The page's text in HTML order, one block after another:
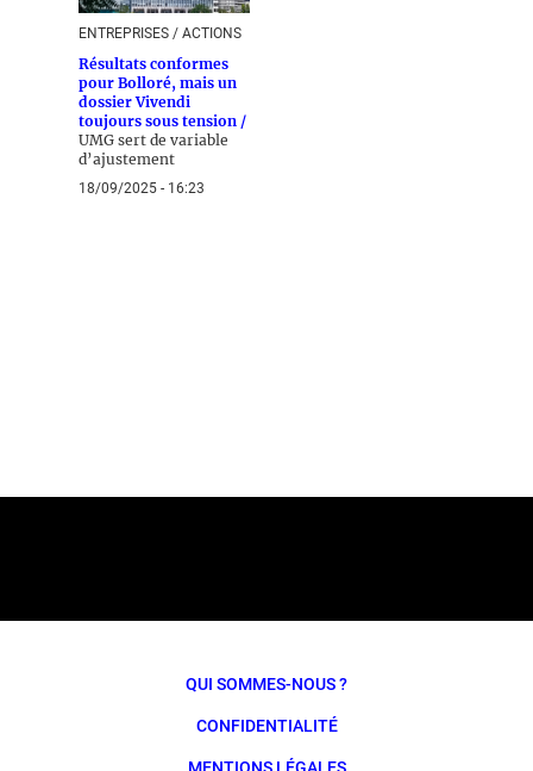
ENTREPRISES / ACTIONS
Résultats conformes
pour Bolloré, mais un
dossier Vivendi
toujours sous tension /
UMG sert de variable
d’ajustement
18/09/2025 - 16:23
QUI SOMMES-NOUS ?
CONFIDENTIALITÉ